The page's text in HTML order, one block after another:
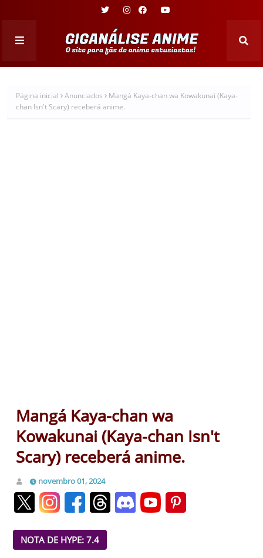
Página inicial Anunciados
Mangá Kaya-chan wa Kowakunai (Kaya-
chan Isn't Scary) receberá anime.
Mangá Kaya-chan wa
Kowakunai (Kaya-chan Isn't
Scary) receberá anime.
novembro 01, 2024
NOTA DE HYPE: 7.4